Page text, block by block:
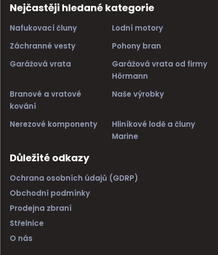
Nejčastěji hledané kategorie
Nafukovací čluny
Lodní motory
Záchranné vesty
Pohony bran
Garážová vrata
Garážová vrata od firmy
Hörmann
Branové a vratové
kování
Naše výrobky
Nerezové komponenty
Hliníkové lodě a čluny
Marine
Důležité odkazy
Ochrana osobních údajů (GDRP)
Obchodní podmínky
Prodejna zbraní
Střelnice
O nás